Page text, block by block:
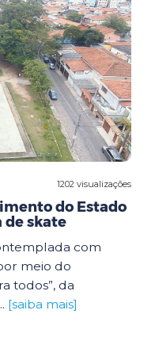
1202 visualizações
do Estado
de skate
com
meio do
todos”, da
[saiba mais]